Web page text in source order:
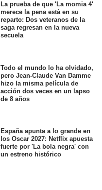
La prueba de que 'La momia 4'
merece la pena está en su
reparto: Dos veteranos de la
saga regresan en la nueva
secuela
Todo el mundo lo ha olvidado,
pero Jean-Claude Van Damme
hizo la misma película de
acción dos veces en un lapso
de 8 años
España apunta a lo grande en
los Oscar 2027: Netflix apuesta
fuerte por 'La bola negra' con
un estreno histórico